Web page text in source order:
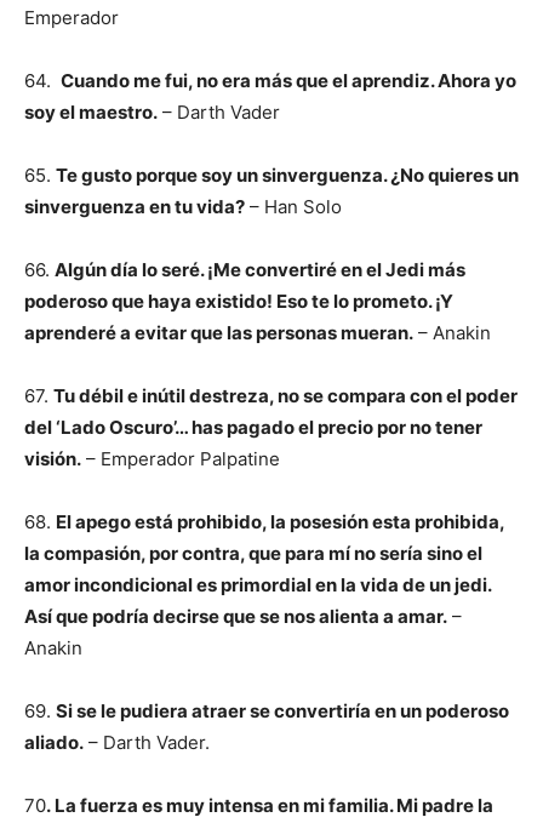
Emperador
64. Cuando me fui, no era más que el aprendiz. Ahora yo
soy el maestro. – Darth Vader
65. Te gusto porque soy un sinverguenza. ¿No quieres un
sinverguenza en tu vida? – Han Solo
66. Algún día lo seré. ¡Me convertiré en el Jedi más
poderoso que haya existido! Eso te lo prometo. ¡Y
aprenderé a evitar que las personas mueran. – Anakin
67. Tu débil e inútil destreza, no se compara con el poder
del ‘Lado Oscuro’… has pagado el precio por no tener
visión. – Emperador Palpatine
68. El apego está prohibido, la posesión esta prohibida,
la compasión, por contra, que para mí no sería sino el
amor incondicional es primordial en la vida de un jedi.
Así que podría decirse que se nos alienta a amar. –
Anakin
69. Si se le pudiera atraer se convertiría en un poderoso
aliado. – Darth Vader.
70. La fuerza es muy intensa en mi familia. Mi padre la